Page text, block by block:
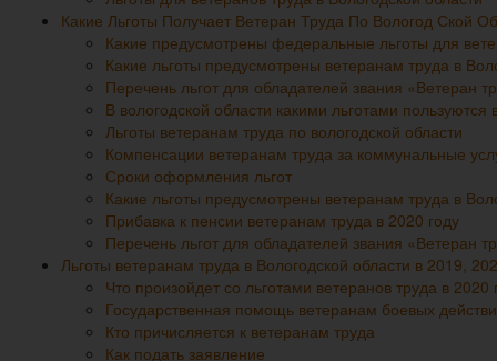
Какие Льготы Получает Ветеран Труда По Вологод Ской
Какие предусмотрены федеральные льготы для
Какие льготы предусмотрены ветеранам труда в
Перечень льгот для обладателей звания «Ветеран
В вологодской области какими льготами пользуются
Льготы ветеранам труда по вологодской области
Компенсации ветеранам труда за коммунальные
Сроки оформления льгот
Какие льготы предусмотрены ветеранам труда в
Прибавка к пенсии ветеранам труда в 2020 году
Перечень льгот для обладателей звания «Ветеран
Льготы ветеранам труда в Вологодской области в 2019,
Что произойдет со льготами ветеранов труда в 2020
Государственная помощь ветеранам боевых
Кто причисляется к ветеранам труда
Как подать заявление